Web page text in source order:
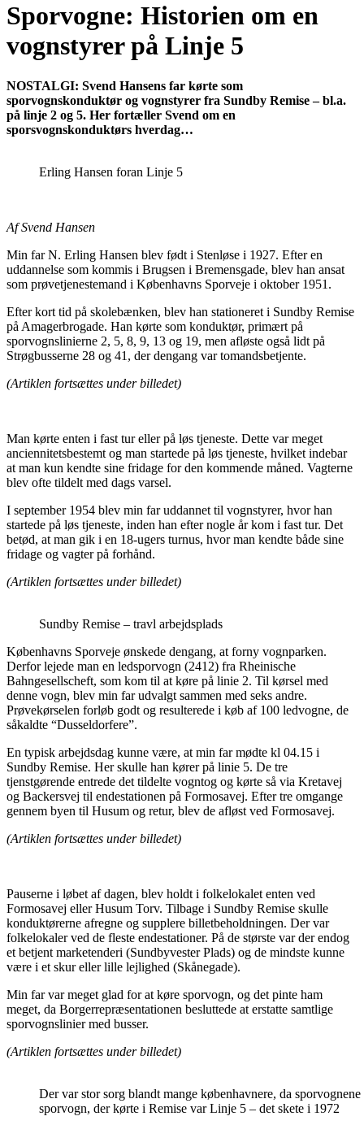
Sporvogne: Historien om en
vognstyrer på Linje 5
NOSTALGI: Svend Hansens far kørte som
sporvognskonduktør og vognstyrer fra Sundby Remise – bl.a.
på linje 2 og 5. Her fortæller Svend om en
sporsvognskonduktørs hverdag…
Erling Hansen foran Linje 5
Af Svend Hansen
Min far N. Erling Hansen blev født i Stenløse i 1927. Efter en
uddannelse som kommis i Brugsen i Bremensgade, blev han ansat
som prøvetjenestemand i Københavns Sporveje i oktober 1951.
Efter kort tid på skolebænken, blev han stationeret i Sundby Remise
på Amagerbrogade. Han kørte som konduktør, primært på
sporvognslinierne 2, 5, 8, 9, 13 og 19, men afløste også lidt på
Strøgbusserne 28 og 41, der dengang var tomandsbetjente.
(Artiklen fortsættes under billedet)
Man kørte enten i fast tur eller på løs tjeneste. Dette var meget
anciennitetsbestemt og man startede på løs tjeneste, hvilket indebar
at man kun kendte sine fridage for den kommende måned. Vagterne
blev ofte tildelt med dags varsel.
I september 1954 blev min far uddannet til vognstyrer, hvor han
startede på løs tjeneste, inden han efter nogle år kom i fast tur. Det
betød, at man gik i en 18-ugers turnus, hvor man kendte både sine
fridage og vagter på forhånd.
(Artiklen fortsættes under billedet)
Sundby Remise – travl arbejdsplads
Københavns Sporveje ønskede dengang, at forny vognparken.
Derfor lejede man en ledsporvogn (2412) fra Rheinische
Bahngesellscheft, som kom til at køre på linie 2. Til kørsel med
denne vogn, blev min far udvalgt sammen med seks andre.
Prøvekørselen forløb godt og resulterede i køb af 100 ledvogne, de
såkaldte “Dusseldorfere”.
En typisk arbejdsdag kunne være, at min far mødte kl 04.15 i
Sundby Remise. Her skulle han kører på linie 5. De tre
tjenstgørende entrede det tildelte vogntog og kørte så via Kretavej
og Backersvej til endestationen på Formosavej. Efter tre omgange
gennem byen til Husum og retur, blev de afløst ved Formosavej.
(Artiklen fortsættes under billedet)
Pauserne i løbet af dagen, blev holdt i folkelokalet enten ved
Formosavej eller Husum Torv. Tilbage i Sundby Remise skulle
konduktørerne afregne og supplere billetbeholdningen. Der var
folkelokaler ved de fleste endestationer. På de største var der endog
et betjent marketenderi (Sundbyvester Plads) og de mindste kunne
være i et skur eller lille lejlighed (Skånegade).
Min far var meget glad for at køre sporvogn, og det pinte ham
meget, da Borgerrepræsentationen besluttede at erstatte samtlige
sporvognslinier med busser.
(Artiklen fortsættes under billedet)
Der var stor sorg blandt mange københavnere, da
sporvogn, der kørte i Remise var Linje 5 – det skete i 1972